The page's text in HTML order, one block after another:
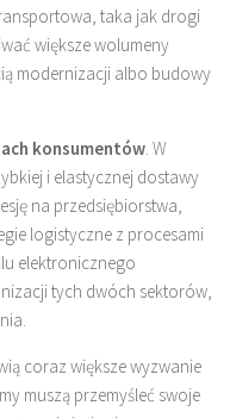
taka jak drogi
większe wolumeny
modernizacji albo budowy
konsumentów . W
i elastycznej dostawy
na przedsiębiorstwa,
logistyczne z procesami
elektronicznego
tych dwóch sektorów,
coraz większe wyzwanie
muszą przemyśleć swoje